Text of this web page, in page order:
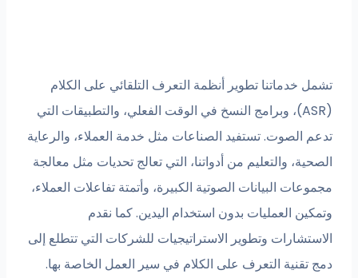
تشمل خدماتنا تطوير أنظمة التعرف التلقائي على الكلام
(ASR)، وبرامج النسخ في الوقت الفعلي، والتطبيقات التي
تدعم الصوت. تستفيد الصناعات مثل خدمة العملاء، والرعاية
الصحية، والتعليم من أدواتنا، التي تعالج تحديات مثل معالجة
مجموعات البيانات الصوتية الكبيرة، وأتمتة تفاعلات العملاء،
وتمكين العمليات بدون استخدام اليدين. كما نقدم
الاستشارات وتطوير الاستراتيجيات للشركات التي تتطلع إلى
دمج تقنية التعرف على الكلام في سير العمل الخاصة بها.